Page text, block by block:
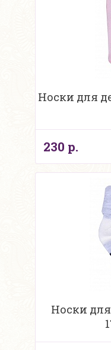
Носки для
230 р.
Носки